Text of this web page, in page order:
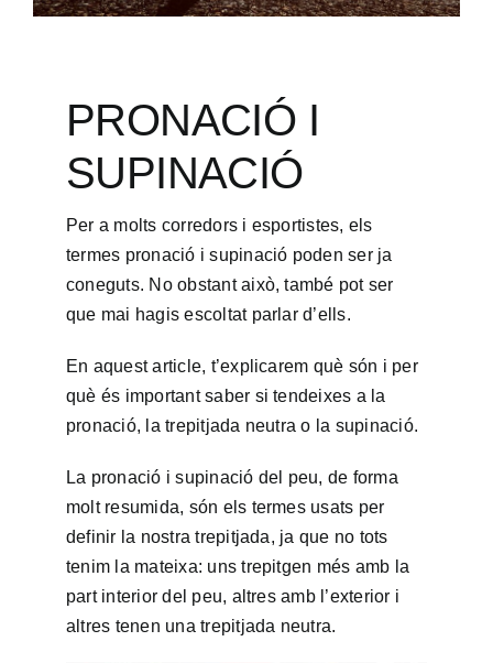
PRONACIÓ I
SUPINACIÓ
Per a molts corredors i esportistes, els
termes pronació i supinació poden ser ja
coneguts. No obstant això, també pot ser
que mai hagis escoltat parlar d’ells.
En aquest article, t’explicarem què són i per
què és important saber si tendeixes a la
pronació, la trepitjada neutra o la supinació.
La pronació i supinació del peu, de forma
molt resumida, són els termes usats per
definir la nostra trepitjada, ja que no tots
tenim la mateixa: uns trepitgen més amb la
part interior del peu, altres amb l’exterior i
altres tenen una trepitjada neutra.